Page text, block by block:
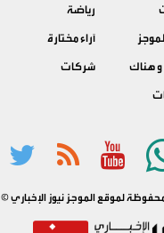
رياضة
آراء مختارة
و هناك شركات
لموقع الموجز نيوز الإخباري © 2021